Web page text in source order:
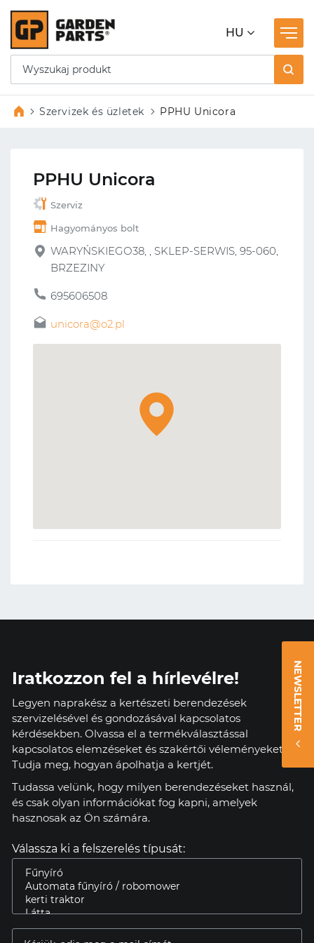
HU
Szervizek és üzletek PPHU Unicora
PPHU Unicora
Szerviz
Hagyományos bolt
WARYŃSKIEGO38, , SKLEP-SERWIS, 95-060,
BRZEZINY
695606508
unicora@o2.pl
NEWSLETTER
Iratkozzon fel a hírlevélre!
Legyen naprakész a kertészeti berendezések
szervizelésével és gondozásával kapcsolatos
kérdésekben. Olvassa el a termékválasztással
kapcsolatos elemzéseket és szakértői véleményeket.
Tudja meg, hogyan ápolhatja a kertjét.
Tudassa velünk, hogy milyen berendezéseket használ,
és csak olyan információkat fog kapni, amelyek
hasznosak az Ön számára.
Válassza ki a felszerelés típusát: